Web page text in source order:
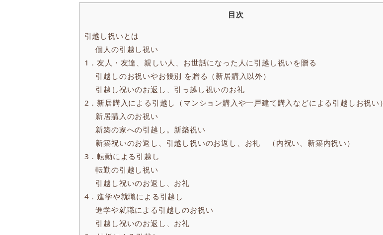
目次
引越し祝いとは
個人の引越し祝い
1．友人・友達、親しい人、お世話になった人に引越し祝いを贈る
引越しのお祝いやお餞別 を贈る（新居購入以外）
引越し祝いのお返し、引っ越し祝いのお礼
2．新居購入による引越し（マンション購入や一戸建て購入などによる引越しお祝い）
新居購入のお祝い
新築の家への引越し。新築祝い
新築祝いのお返し、引越し祝いのお返し、お礼 （内祝い、新築内祝い）
3．転勤による引越し
転勤の引越し祝い
引越し祝いのお返し、お礼
4．進学や就職による引越し
進学や就職による引越しのお祝い
引越し祝いのお返し、お礼